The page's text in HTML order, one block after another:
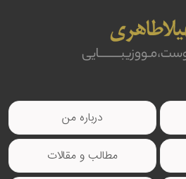
درباره من
مطالب و مقالات